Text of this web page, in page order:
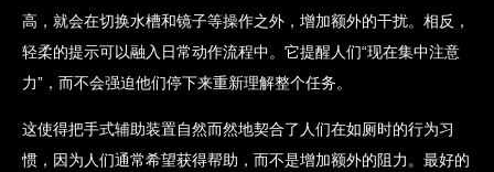
高，就会在切换水槽和镜子等操作之外，增加额外的干扰。相反，
轻柔的提示可以融入日常动作流程中。它提醒人们“现在集中注意
力”，而不会强迫他们停下来重新理解整个任务。
这使得把手式辅助装置自然而然地契合了人们在如厕时的行为习
惯，因为人们通常希望获得帮助，而不是增加额外的阻力。最好的